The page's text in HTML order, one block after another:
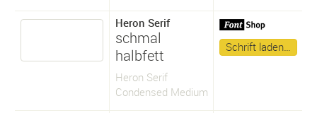
Heron Serif
schmal
halbfett
Heron Serif
Condensed Medium
Schrift laden…